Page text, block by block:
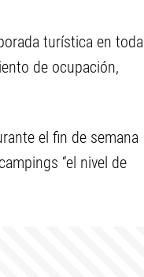
turística en toda
de ocupación,
el fin de semana
“el nivel de